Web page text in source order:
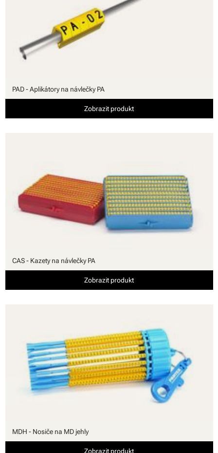
PAD - Aplikátory na návlečky PA
Zobrazit produkt
CAS - Kazety na návlečky PA
Zobrazit produkt
MDH - Nosiče na MD jehly
Zobrazit produkt